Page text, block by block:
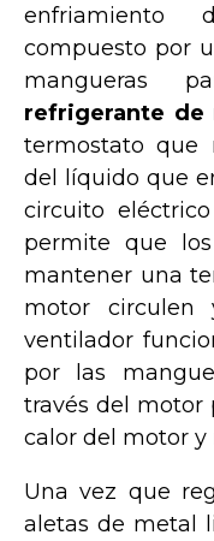
compuesto por
mangueras
refrigerante de
termostato que
del líquido que
circuito
permite que
mantener una
motor circulen
ventilador
por las
través del motor
calor del motor y
Una vez que
aletas de metal